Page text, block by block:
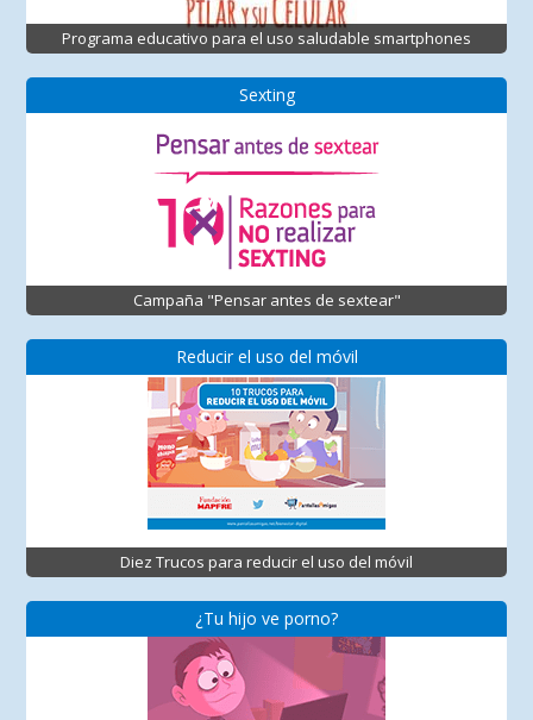
Programa educativo para el uso saludable smartphones
Sexting
Campaña "Pensar antes de sextear"
Reducir el uso del móvil
Diez Trucos para reducir el uso del móvil
¿Tu hijo ve porno?